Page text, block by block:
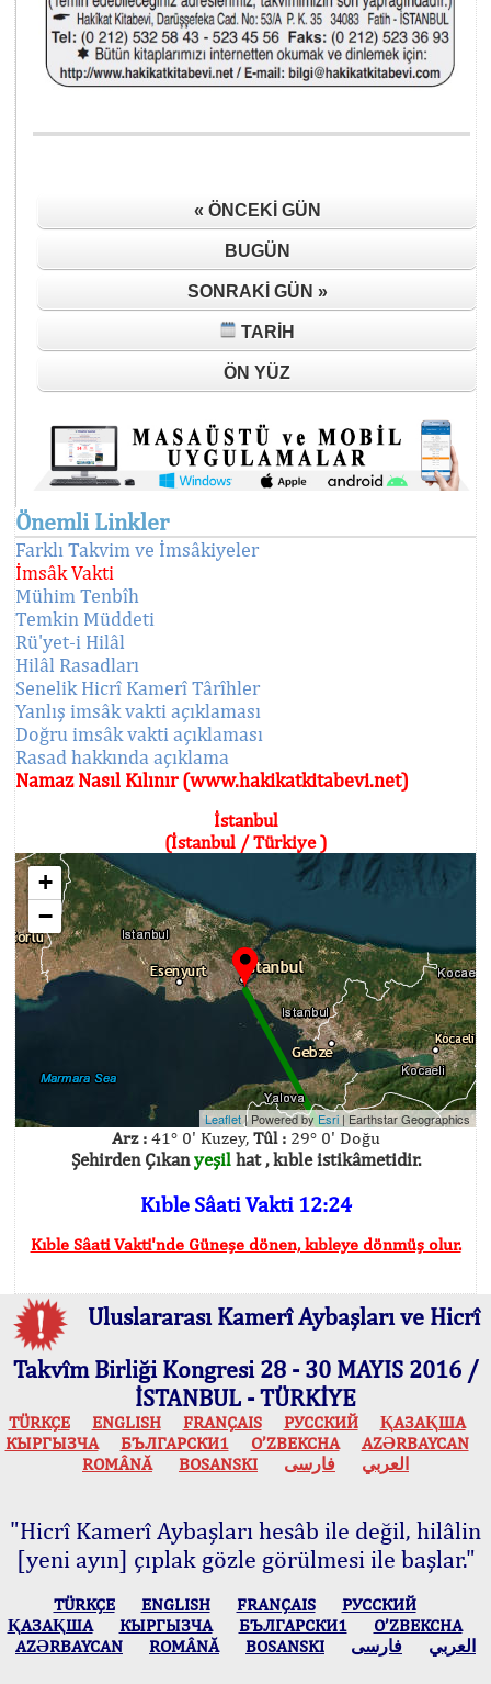
« ÖNCEKI GÜN
BUGÜN
SONRAKI GÜN »
TARIH
ÖN YÜZ
Önemli Linkler
Farklı Takvim ve İmsâkiyeler
İmsâk Vakti
Mühim Tenbîh
Temkin Müddeti
Rü'yet-i Hilâl
Hilâl Rasadları
Senelik Hicrî Kamerî Târîhler
Yanlış imsâk vakti açıklaması
Doğru imsâk vakti açıklaması
Rasad hakkında açıklama
Namaz Nasıl Kılınır (www.hakikatkitabevi.net)
İstanbul
(İstanbul / Türkiye )
+
−
Leaflet| Powered byEsri |Earthstar Geographics
Arz :41° 0' Kuzey, Tûl :29° 0' Doğu
Şehirden Çıkanyeşilhat , kıble istikâmetidir.
Kıble Sâati Vakti 12:24
Kıble Sâati Vakti'nde Güneşe dönen, kıbleye dönmüş olur.
Uluslararası Kamerî Aybaşları ve Hicrî
Takvîm Birliği Kongresi 28 - 30 MAYIS 2016 /
İSTANBUL - TÜRKİYE
TÜRKÇE ENGLISH FRANÇAIS РУССКИЙ
ҚАЗАҚША
КЫPГЫЗЧA
БЪЛГАРСКИ1 O’ZBEKCHA
AZӘRBAYCAN
ROMÂNĂ
BOSANSKI العربي فارسی
"Hicrî Kamerî Aybaşları hesâb ile değil, hilâlin
[yeni ayın] çıplak gözle görülmesi ile başlar."
TÜRKÇE ENGLISH FRANÇAIS
РУССКИЙ
ҚАЗАҚША
КЫPГЫЗЧA БЪЛГАРСКИ1
O’ZBEKCHA
AZӘRBAYCAN
ROMÂNĂ BOSANSKI العربي فارسی